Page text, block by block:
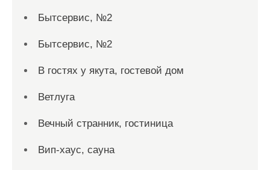
Бытсервис, №2
Бытсервис, №2
В гостях у якута, гостевой дом
Ветлуга
Вечный странник, гостиница
Вип-хаус, сауна